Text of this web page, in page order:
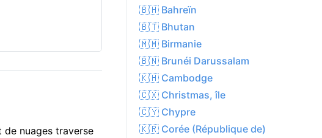
de nuages traverse
🇧🇭 Bahreïn
🇧🇹 Bhutan
🇲🇲 Birmanie
🇧🇳 Brunéi Darussalam
🇰🇭 Cambodge
🇨🇽 Christmas, île
🇨🇾 Chypre
🇰🇷 Corée (République de)